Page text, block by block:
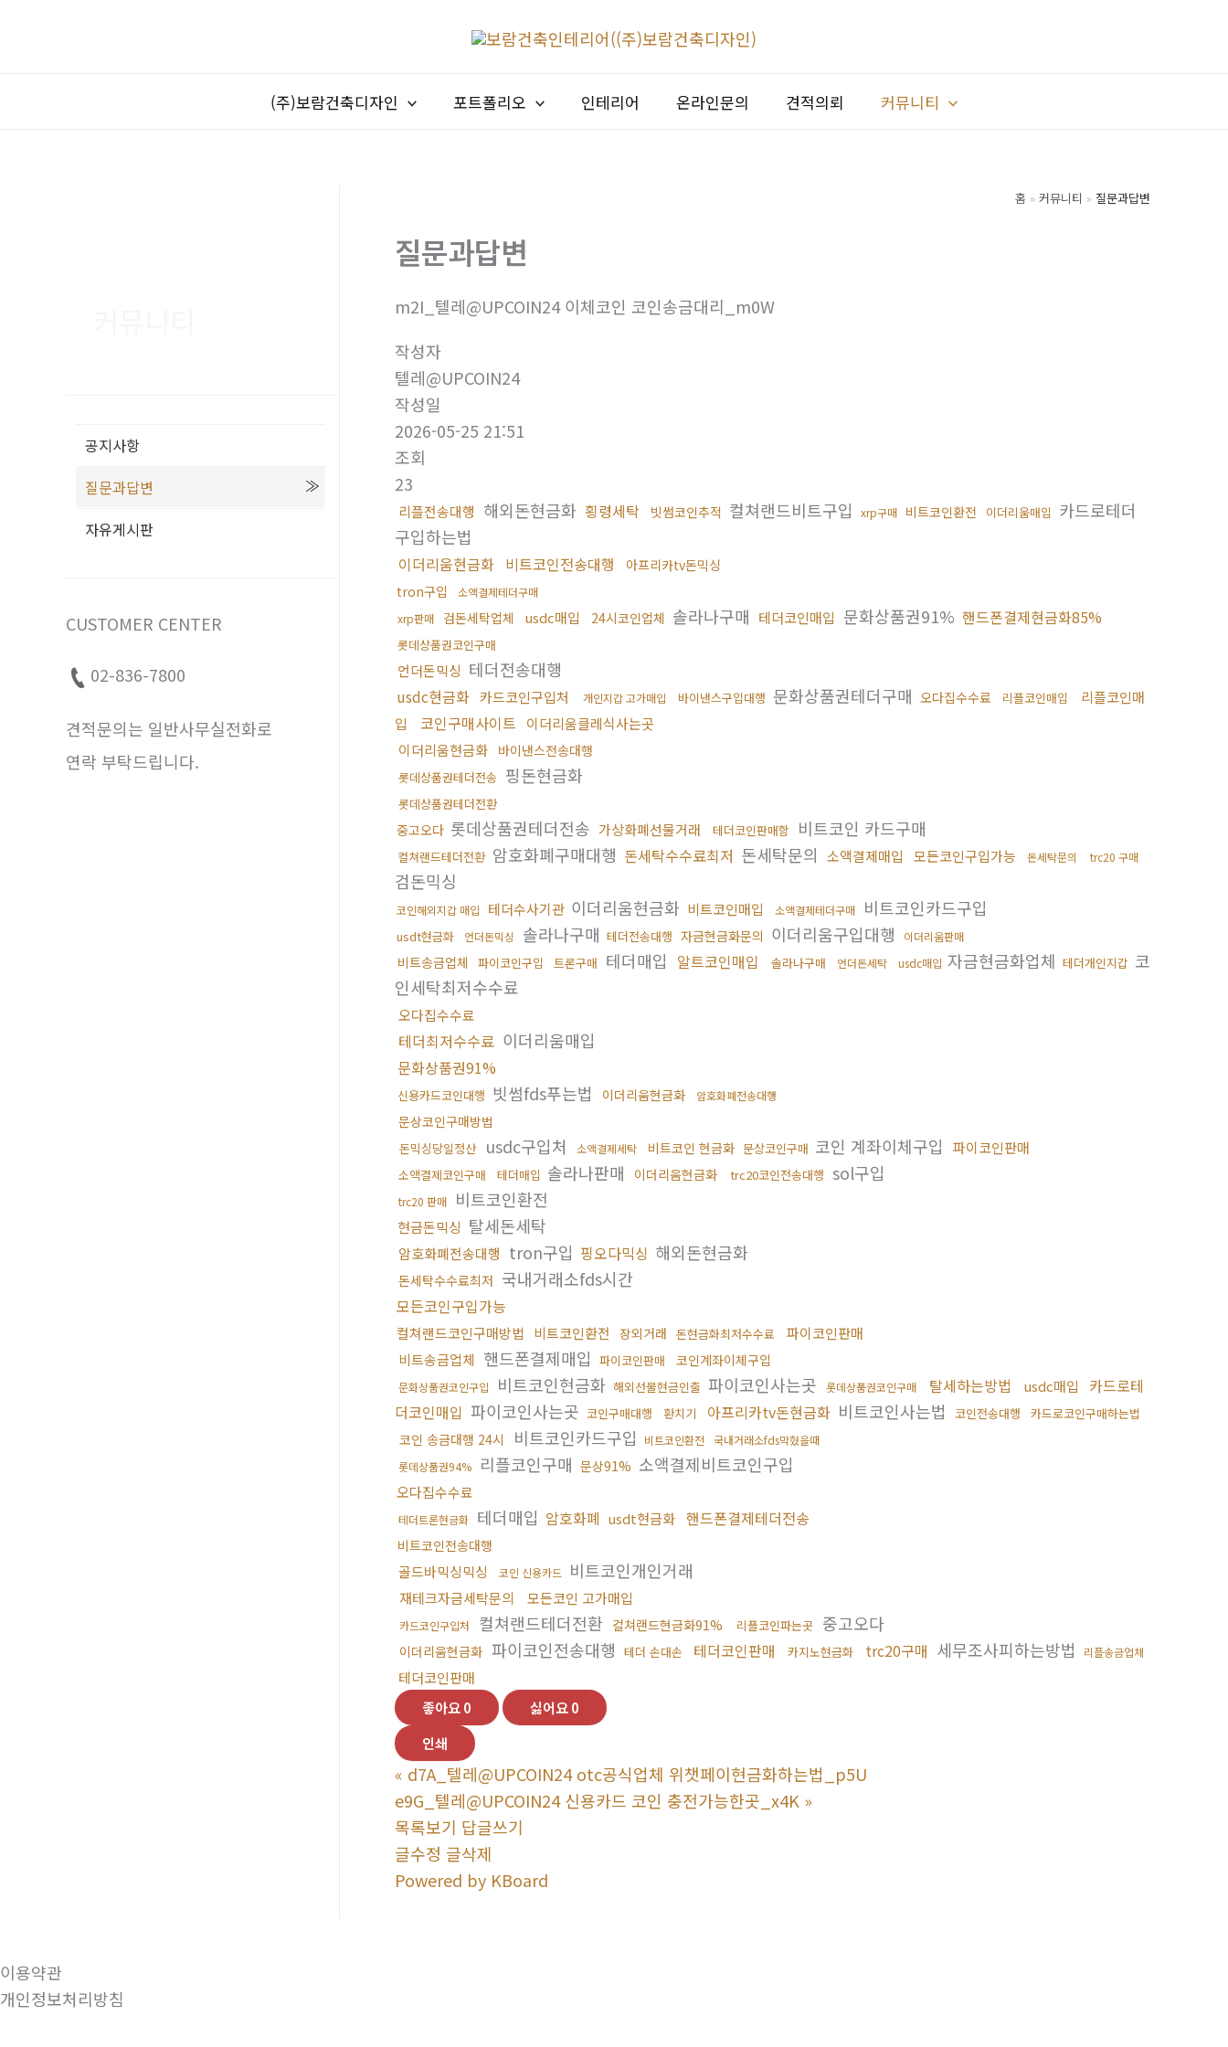
(주)보람건축디자인 포트폴리오 인테리어 온라인문의 견적의뢰 커뮤니티
공지사항
질문과답변
자유게시판
CUSTOMER CENTER
02-836-7800
견적문의는 일반사무실전화로
연락 부탁드립니다.
홈 커뮤니티 질문과답변
질문과답변
m2I_텔레@UPCOIN24 이체코인 코인송금대리_m0W
작성자
텔레@UPCOIN24
작성일
2026-05-25 21:51
조회
23
리플전송대행 해외돈현금화 횡령세탁 빗썸코인추적 컬쳐랜드비트구입 xrp구매 비트코인환전 이더리움매입 카드로테더
구입하는법
이더리움현금화 비트코인전송대행
아프리카tv돈믹싱
tron구입
소액결제테더구매
xrp판매
검돈세탁업체 usdc매입 24시코인업체 솔라나구매 테더코인매입 문화상품권91% 핸드폰결제현금화85%
롯데상품권코인구매
언더돈믹싱 테더전송대행
usdc현금화 카드코인구입처 개인지갑 고가매입 바이낸스구입대행 문화상품권테더구매 오다집수수료 리플코인매입
리플코인매
입
코인구매사이트
이더리움클레식사는곳
이더리움현금화 바이낸스전송대행
롯데상품권테더전송 핑돈현금화
롯데상품권테더전환
중고오다 롯데상품권테더전송 가상화폐선물거래 테더코인판매함 비트코인 카드구매
컬쳐랜드테더전환 암호화폐구매대행 돈세탁수수료최저 돈세탁문의 소액결제매입 모든코인구입가능 돈세탁문의 trc20 구매
검돈믹싱
코인해외지갑 매입 테더수사기관 이더리움현금화 비트코인매입 소액결제테더구매 비트코인카드구입
usdt현금화 언더돈믹싱 솔라나구매 테더전송대행 자금현금화문의 이더리움구입대행 이더리움판매
비트송금업체 파이코인구입 트론구매 테더매입 알트코인매입 솔라나구매 언더돈세탁 usdc매입 자금현금화업체 테더개인지갑 코
인세탁최저수수료
오다집수수료
테더최저수수료 이더리움매입
문화상품권91%
신용카드코인대행 빗썸fds푸는법 이더리움현금화 암호화폐전송대행
문상코인구매방법
돈믹싱당일정산 usdc구입처 소액결제세탁 비트코인 현금화 문상코인구매 코인 계좌이체구입 파이코인판매
소액결제코인구매 테더매입 솔라나판매 이더리움현금화 trc20코인전송대행 sol구입
trc20 판매 비트코인환전
현금돈믹싱 탈세돈세탁
암호화폐전송대행 tron구입 핑오다믹싱 해외돈현금화
돈세탁수수료최저 국내거래소fds시간
모든코인구입가능
컬쳐랜드코인구매방법 비트코인환전 장외거래 돈현금화최저수수료
파이코인판매
비트송금업체 핸드폰결제매입 파이코인판매 코인계좌이체구입
문화상품권코인구입 비트코인현금화 해외선물현금인출 파이코인사는곳 롯데상품권코인구매 탈세하는방법 usdc매입
카드로테
더코인매입 파이코인사는곳 코인구매대행 환치기 아프리카tv돈현금화 비트코인사는법 코인전송대행 카드로코인구매하는법
코인 송금대행 24시 비트코인카드구입 비트코인환전 국내거래소fds막혔을때
롯데상품권94%
리플코인구매 문상91% 소액결제비트코인구입
오다집수수료
테더트론현금화 테더매입 암호화폐 usdt현금화 핸드폰결제테더전송
비트코인전송대행
골드바믹싱믹싱 코인 신용카드 비트코인개인거래
재테크자금세탁문의 모든코인 고가매입
카드코인구입처 컬쳐랜드테더전환 컬쳐랜드현금화91% 리플코인파는곳 중고오다
이더리움현금화 파이코인전송대행 테더 손대손 테더코인판매 카지노현금화 trc20구매 세무조사피하는방법 리플송금업체
테더코인판매
좋아요0 싫어요0
인쇄
« d7A_텔레@UPCOIN24 otc공식업체 위챗페이현금화하는법_p5U
e9G_텔레@UPCOIN24 신용카드 코인 충전가능한곳_x4K »
목록보기 답글쓰기
글수정 글삭제
Powered by KBoard
이용약관
개인정보처리방침